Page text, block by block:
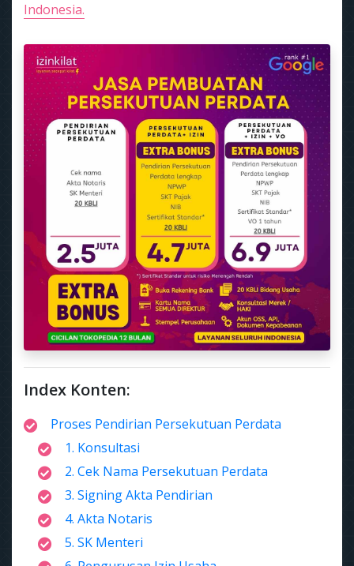
Indonesia.
Index Konten:
Proses Pendirian Persekutuan Perdata
1. Konsultasi
2. Cek Nama Persekutuan Perdata
3. Signing Akta Pendirian
4. Akta Notaris
5. SK Menteri